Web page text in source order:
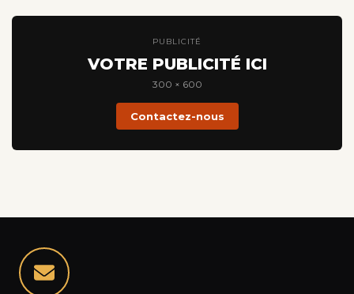
PUBLICITÉ
VOTRE PUBLICITÉ ICI
300 × 600
Contactez-nous